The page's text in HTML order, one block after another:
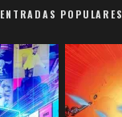
ENTRADAS POPULARES